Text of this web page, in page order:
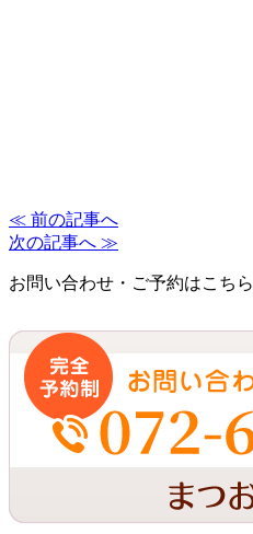
≪ 前の記事へ
次の記事へ ≫
お問い合わせ・ご予約はこちら